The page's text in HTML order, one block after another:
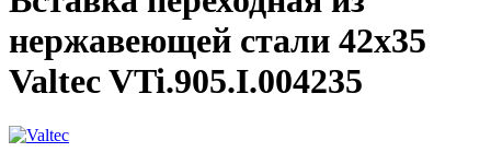
нержавеющей стали 42х35
Valtec VTi.905.I.004235